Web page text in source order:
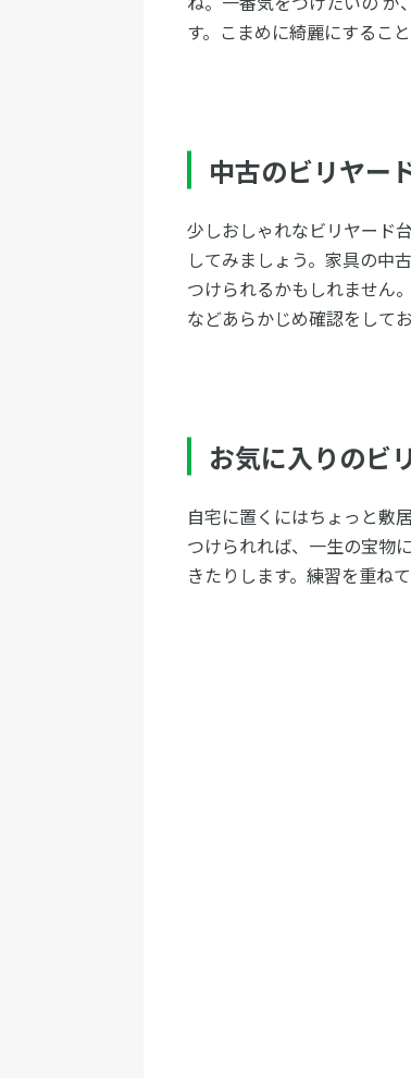
す。こまめに綺麗にするこ
中古のビリヤー
少しおしゃれなビリヤード
してみましょう。家具の中
つけられるかもしれません
などあらかじめ確認をして
お気に入りのビ
自宅に置くにはちょっと敷
つけられれば、一生の宝物
きたりします。練習を重ね